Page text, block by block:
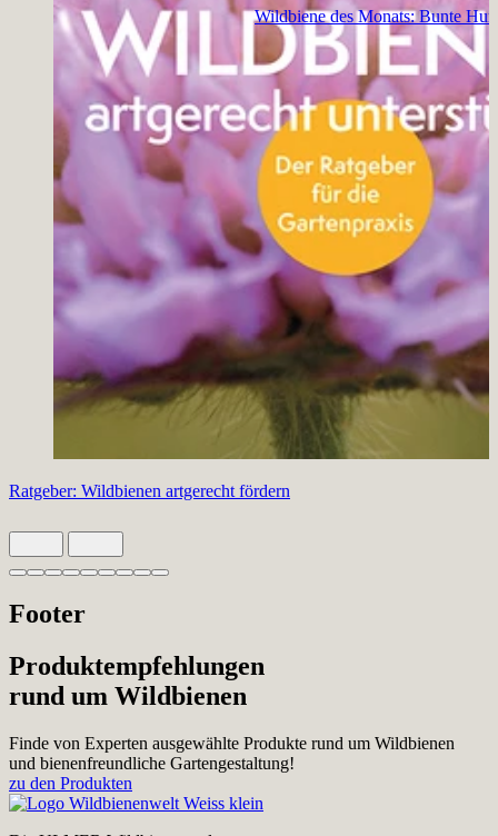
Ratgeber: Wildbienen artgerecht fördern
Wildbiene des Monats: Bunte
Slide 1 von 9 aktiv
Footer
Produktempfehlungen
rund um Wildbienen
Finde von Experten ausgewählte Produkte rund um Wildbienen
und bienenfreundliche Gartengestaltung!
zu den Produkten